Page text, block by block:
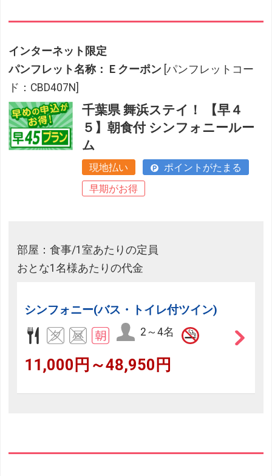
インターネット限定
パンフレット名称：Ｅクーポン [パンフレットコー
ド：CBD407N]
千葉県 舞浜ステイ！ 【早４
５】朝食付 シンフォニールー
ム
現地払い
ポイントがたまる
早期がお得
部屋：食事/1室あたりの定員
おとな1名様あたりの代金
シンフォニー(バス・トイレ付ツイン)
2～4名
11,000円～48,950円